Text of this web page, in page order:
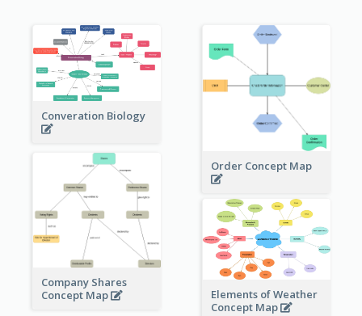
Converation Biology
Order Concept Map
Company Shares
Concept Map
Elements of Weather
Concept Map